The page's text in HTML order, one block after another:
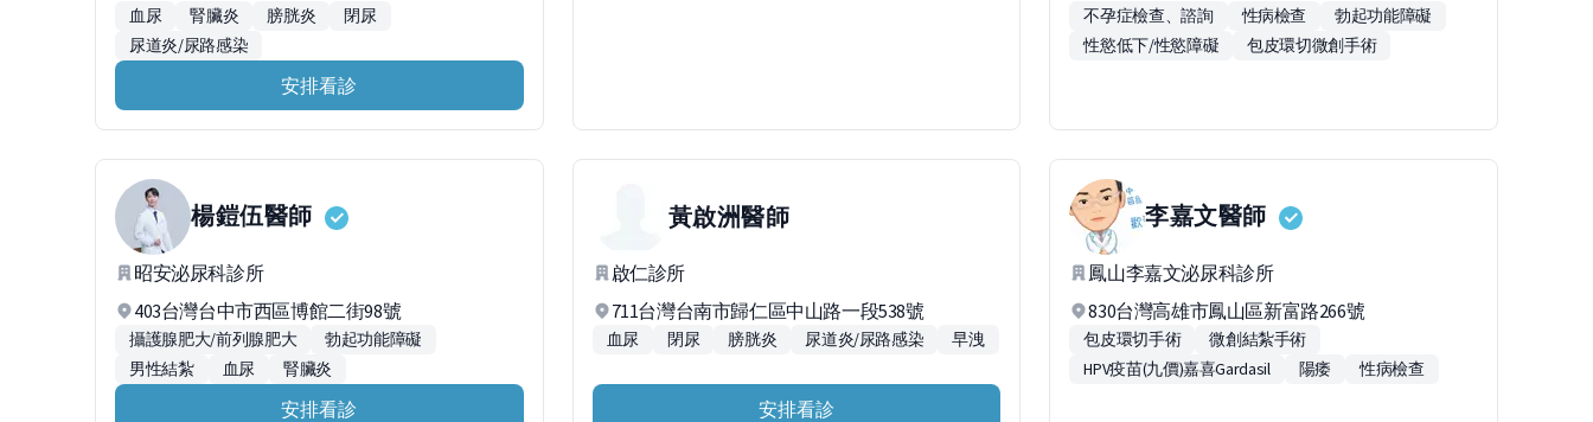
血尿 腎臟炎 膀胱炎
閉尿
尿道炎/尿路感染
安排看診
不孕症檢查、諮詢 性病檢查
勃起功能障礙
性慾低下/性慾障礙
包皮環切微創手術
楊鎧伍醫師
昭安泌尿科診所
403台灣台中市西區博館二街98號
攝護腺肥大/前列腺肥大
勃起功能障礙
男性結紮
血尿 腎臟炎
安排看診
黃啟洲醫師
啟仁診所
711台灣台南市歸仁區中山路一段538號
血尿 閉尿 膀胱炎 尿道炎/尿路感染 早洩
安排看診
李嘉文醫師
鳳山李嘉文泌尿科診所
830台灣高雄市鳳山區新富路266號
包皮環切手術
微創結紮手術
HPV疫苗(九價)嘉喜Gardasil
陽痿 性病檢查